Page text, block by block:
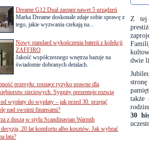
Z tej
dwie
także
30
Dreame G12 Dual zastąpi nawet 5 urządzeń
Marka Dreame doskonale zdaje sobie sprawę z
tego, jakie wyzwania czekają na...
Nowy standard wykończenia baterii z kolekcji
ZAFFIRO
Jakość współczesnego wnętrza bazuje na
świadomie dobranych detalach.
przesyłu: rosnące ryzyko prawne dla
sieciowych. Sygnity prezentuje rozwią
wypłaty do wypłaty – jak przed 30. przejąć
nad swoimi finansami?
z duszą w stylu Scandinavian Warmth
decyzja, 20 lat komfortu albo kosztów. Jak wybrać
lata?